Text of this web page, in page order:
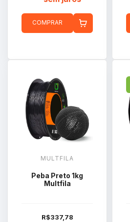
COMPRAR
MULTFILA
Peba Preto 1kg
Multfila
R$337,78